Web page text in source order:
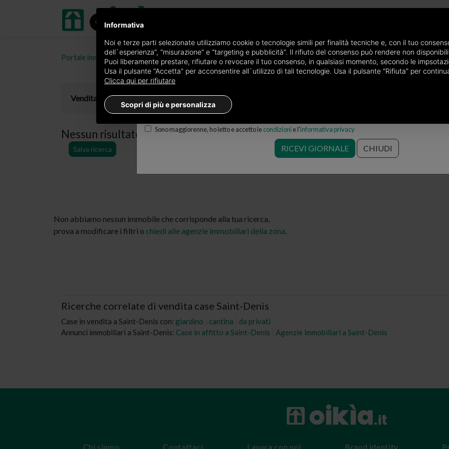
Portale immobiliare oikia.it Case in vendita in provincia di Aosta Case in vendita a Saint-Denis
Vendita
Nessun risultato percase con ascensore in vendita a Saint-Denis
Salva ricerca
Non abbiamo nessun immobile che corrisponde alla tua ricerca,
prova a modificare i filtri o chiedi alle agenzie immobiliari della zona.
Ricerche correlate di vendita case Saint-Denis
Case in vendita a Saint-Denis con: giardino cantina
da privati
Annunci immobiliari a Saint-Denis: Case in affitto a Saint-Denis Agenzie immobiliari a Saint-Denis
Edizione
×Aosta
Sono maggiorenne, ho letto e accetto lecondizionie l'informativa privacy
RICEVI GIORNALE CHIUDI
Chi siamo Contattaci Lavora con noi Brand identity
Informativa
Noi e terze parti selezionate utilizziamo cookie o tecnologie simili per finalità tecniche e, con il tuo
dell`esperienza”, “misurazione” e “targeting e pubblicità”. Il rifiuto del consenso può rendere non
Puoi liberamente prestare, rifiutare o revocare il tuo consenso, in qualsiasi momento, secondo le
Usa il pulsante “Accetta” per acconsentire all`utilizzo di tali tecnologie. Usa il pulsante “Rifiuta” per
Clicca qui per rifiutare
Scopri di più e personalizza